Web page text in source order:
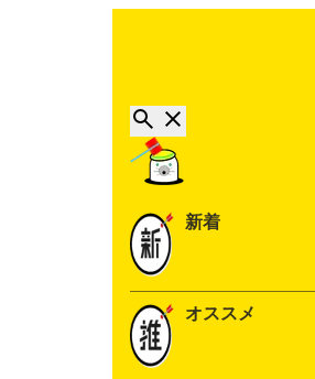
新着
オススメ